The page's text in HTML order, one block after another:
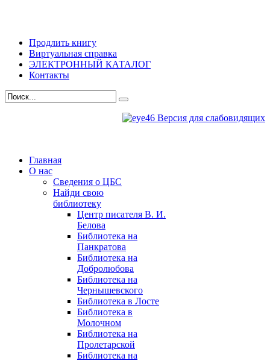
Продлить книгу
Виртуальная справка
ЭЛЕКТРОННЫЙ КАТАЛОГ
Контакты
Версия для слабовидящих
Главная
О нас
Сведения о ЦБС
Найди свою
библиотеку
Центр писателя В. И.
Белова
Библиотека на
Панкратова
Библиотека на
Добролюбова
Библиотека на
Чернышевского
Библиотека в Лосте
Библиотека в
Молочном
Библиотека на
Пролетарской
Библиотека на